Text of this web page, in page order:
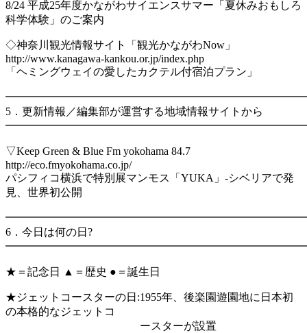
8/24 平成25年度かながわサイエンスサマー「夏休みおもしろ
科学体験」のご案内
◇神奈川観光情報サイト「観光かながわNow」
http://www.kanagawa-kankou.or.jp/index.php
「ヘミングウェイの愛したカクテル付宿泊プラン」
5．更新情報／編集部が運営する地域情報サイトから
▽Keep Green & Blue Fm yokohama 84.7
http://eco.fmyokohama.co.jp/
パシフィコ横浜で特別展マンモス「YUKA」-シベリアで発
見、世界初公開
6．今日は何の日?
★＝記念日 ▲＝歴史 ●＝誕生日
★ジェットコースターの日:1955年、後楽園遊園地に日本初
の本格的なジェットコ
ースターが設置